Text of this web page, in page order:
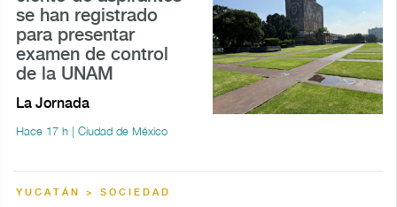
se han registrado
para presentar
examen de control
de la UNAM
La Jornada
Hace 17 h | Ciudad de México
YUCATÁN > SOCIEDAD